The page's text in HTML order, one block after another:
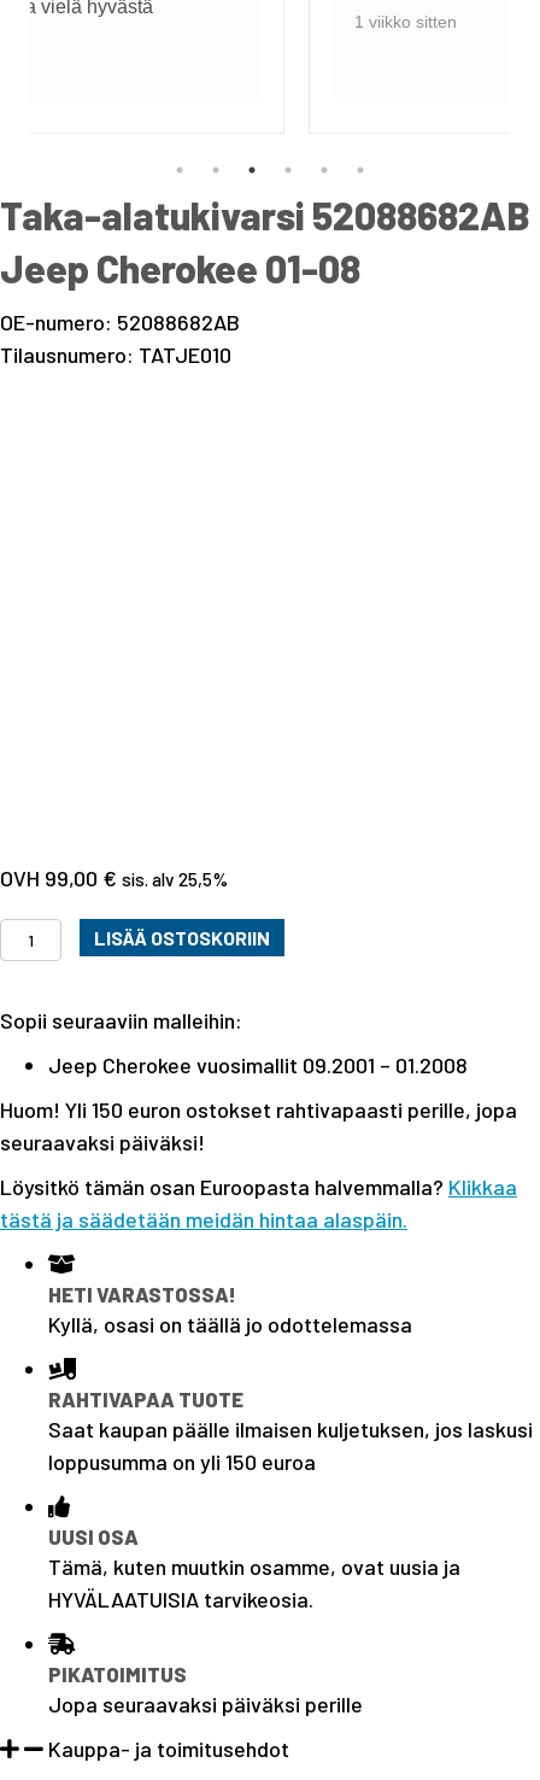
1 viikko sitten
Taka-alatukivarsi 52088682AB
Jeep Cherokee 01-08
OE-numero: 52088682AB
Tilausnumero: TATJE010
99,00 € sis. alv 25,5%
Taka-
alatukivarsi
Jeep
Cherokee
LISÄÄ OSTOSKORIIN
Sopii seuraaviin malleihin:
Jeep Cherokee vuosimallit 09.2001 – 01.2008
Huom! Yli 150 euron ostokset rahtivapaasti perille, jopa
seuraavaksi päiväksi!
Löysitkö tämän osan Euroopasta halvemmalla? Klikkaa
tästä ja säädetään meidän hintaa alaspäin.
HETI VARASTOSSA!
Kyllä, osasi on täällä jo odottelemassa
RAHTIVAPAA TUOTE
Saat kaupan päälle ilmaisen kuljetuksen, jos laskusi
loppusumma on yli 150 euroa
UUSI OSA
Tämä, kuten muutkin osamme, ovat uusia ja
HYVÄLAATUISIA tarvikeosia.
PIKATOIMITUS
Jopa seuraavaksi päiväksi perille
Kauppa- ja toimitusehdot